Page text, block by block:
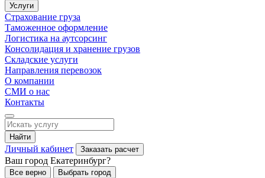
Услуги
Страхование груза
Таможенное оформление
Логистика на аутсорсинг
Консолидация и хранение грузов
Складские услуги
Направления перевозок
О компании
СМИ о нас
Контакты
Найти
Личный кабинет Заказать расчет
Ваш город Екатеринбург?
Все верно Выбрать город